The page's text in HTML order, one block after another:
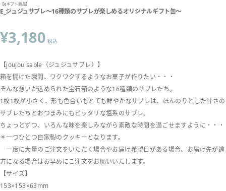
【eギフト商品】
E_ジュジュサブレ～16種類のサブレが楽しめるオリジナルギフト缶～
¥3,180 税込
【joujou sable（ジュジュサブレ）】
箱を開けた瞬間、ワクワクするようなお菓子が作りたい・・・
そんな想いが込められた宝石箱のような16種類のサブレたち。
1枚1枚が小さく、形も色合いもとても鮮やかなサブレは、ほんのりとした甘さの
サブレたちとおつまみにもピッタリな塩系のサブレ。
ちょっとずつ、いろんな味を楽しみながら素敵な時間を過ごせますように・・・
＊一つひとつ自家製のクッキーとなります。
一度に大量のご注文をいただく場合やお届け希望日がある場合、お届け先が遠
方になる場合はお早めにご注文をお願いいたします。
【サイズ】
153×153×63mm